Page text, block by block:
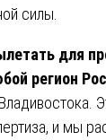
силы.
для
регион
и мы